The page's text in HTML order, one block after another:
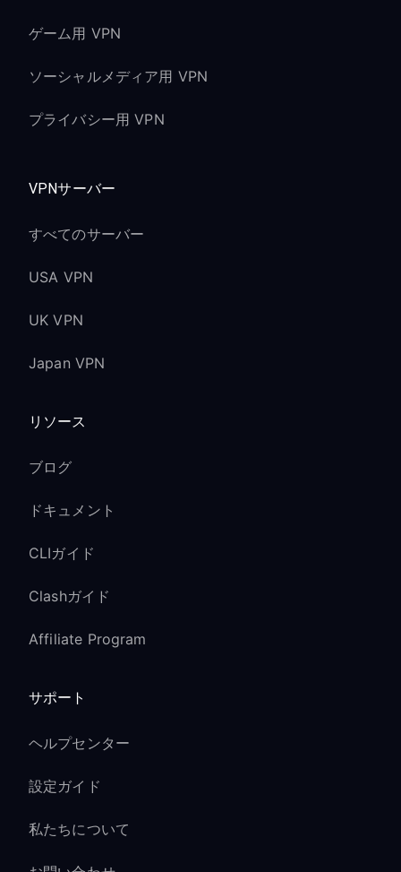
ゲーム用 VPN
ソーシャルメディア用 VPN
プライバシー用 VPN
VPNサーバー
すべてのサーバー
USA VPN
UK VPN
Japan VPN
リソース
ブログ
ドキュメント
CLIガイド
Clashガイド
Affiliate Program
サポート
ヘルプセンター
設定ガイド
私たちについて